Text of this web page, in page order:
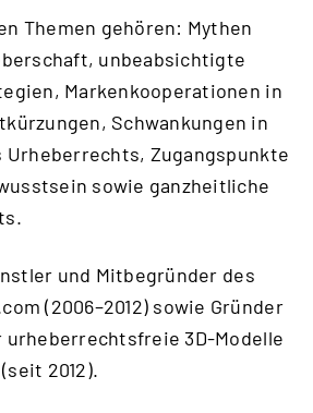
Themen gehören: Mythen
unbeabsichtigte
Markenkooperationen in
Schwankungen in
Zugangspunkte
sowie ganzheitliche
und Mitbegründer des
(2006–2012) sowie Gründer
urheberrechtsfreie 3D-Modelle
2012).